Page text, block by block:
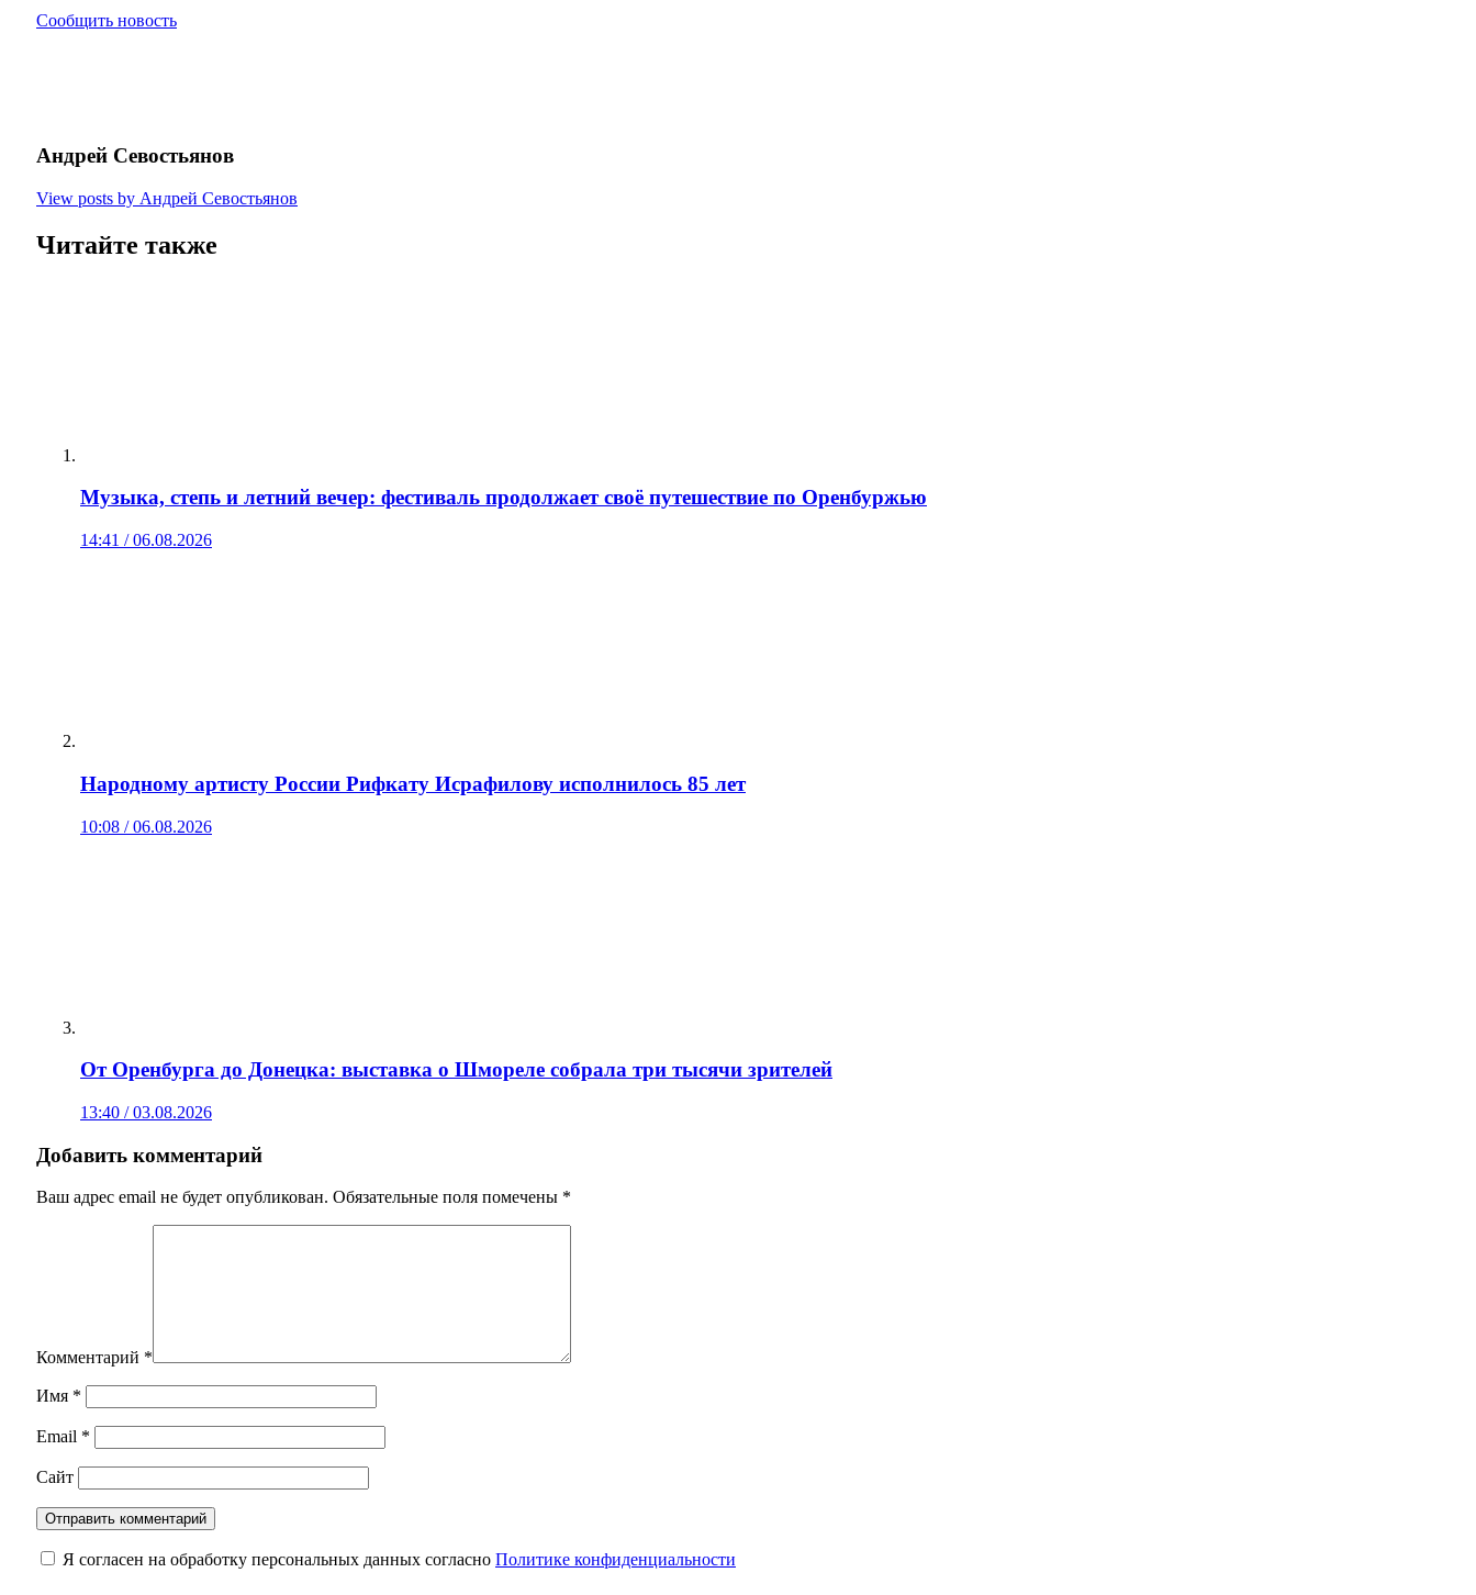
Сообщить новость
Андрей Севостьянов
View posts by Андрей Севостьянов
Читайте также
Музыка, степь и летний вечер: фестиваль продолжает своё путешествие по Оренбуржью
14:41 / 06.08.2026
Народному артисту России Рифкату Исрафилову исполнилось 85 лет
10:08 / 06.08.2026
От Оренбурга до Донецка: выставка о Шмореле собрала три тысячи зрителей
13:40 / 03.08.2026
Добавить комментарий
Ваш адрес email не будет опубликован. Обязательные поля помечены *
Комментарий *
Имя *
Email *
Сайт
Я согласен на обработку персональных данных согласно Политике конфиденциальности